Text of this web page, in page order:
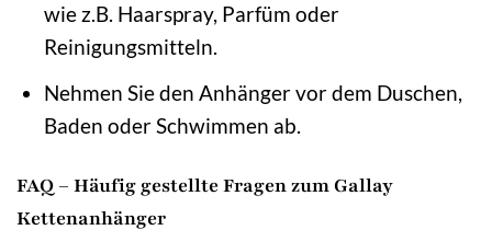
wie z.B. Haarspray, Parfüm oder
Reinigungsmitteln.
Nehmen Sie den Anhänger vor dem Duschen,
Baden oder Schwimmen ab.
FAQ – Häufig gestellte Fragen zum Gallay
Kettenanhänger